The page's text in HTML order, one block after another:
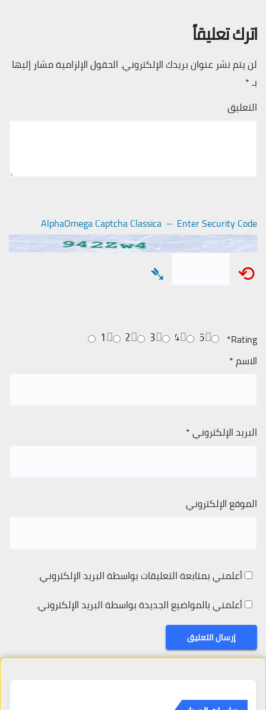
اترك تعليقاً
لن يتم نشر عنوان بريدك الإلكتروني. الحقول الإلزامية مشار إليها
بـ*
التعليق
AlphaOmega Captcha Classica – Enter Security Code
⟲
➴
Rating
*
5
4
3
2
1
الاسم*
البريد الإلكتروني*
الموقع الإلكتروني
أعلمني بمتابعة التعليقات بواسطة البريد الإلكتروني.
أعلمني بالمواضيع الجديدة بواسطة البريد الإلكتروني.